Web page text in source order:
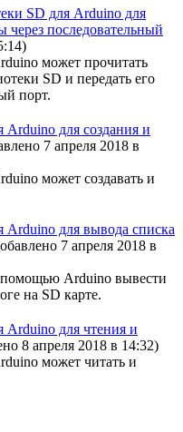
SD для Arduino для
последовательный
может прочитать
SD и передать его
порт.
Arduino для создания и
7 апреля 2018 в
может создавать и
Arduino для вывода списка
7 апреля 2018 в
Arduino вывести
на SD карте.
Arduino для чтения и
8 апреля 2018 в 14:32)
может читать и